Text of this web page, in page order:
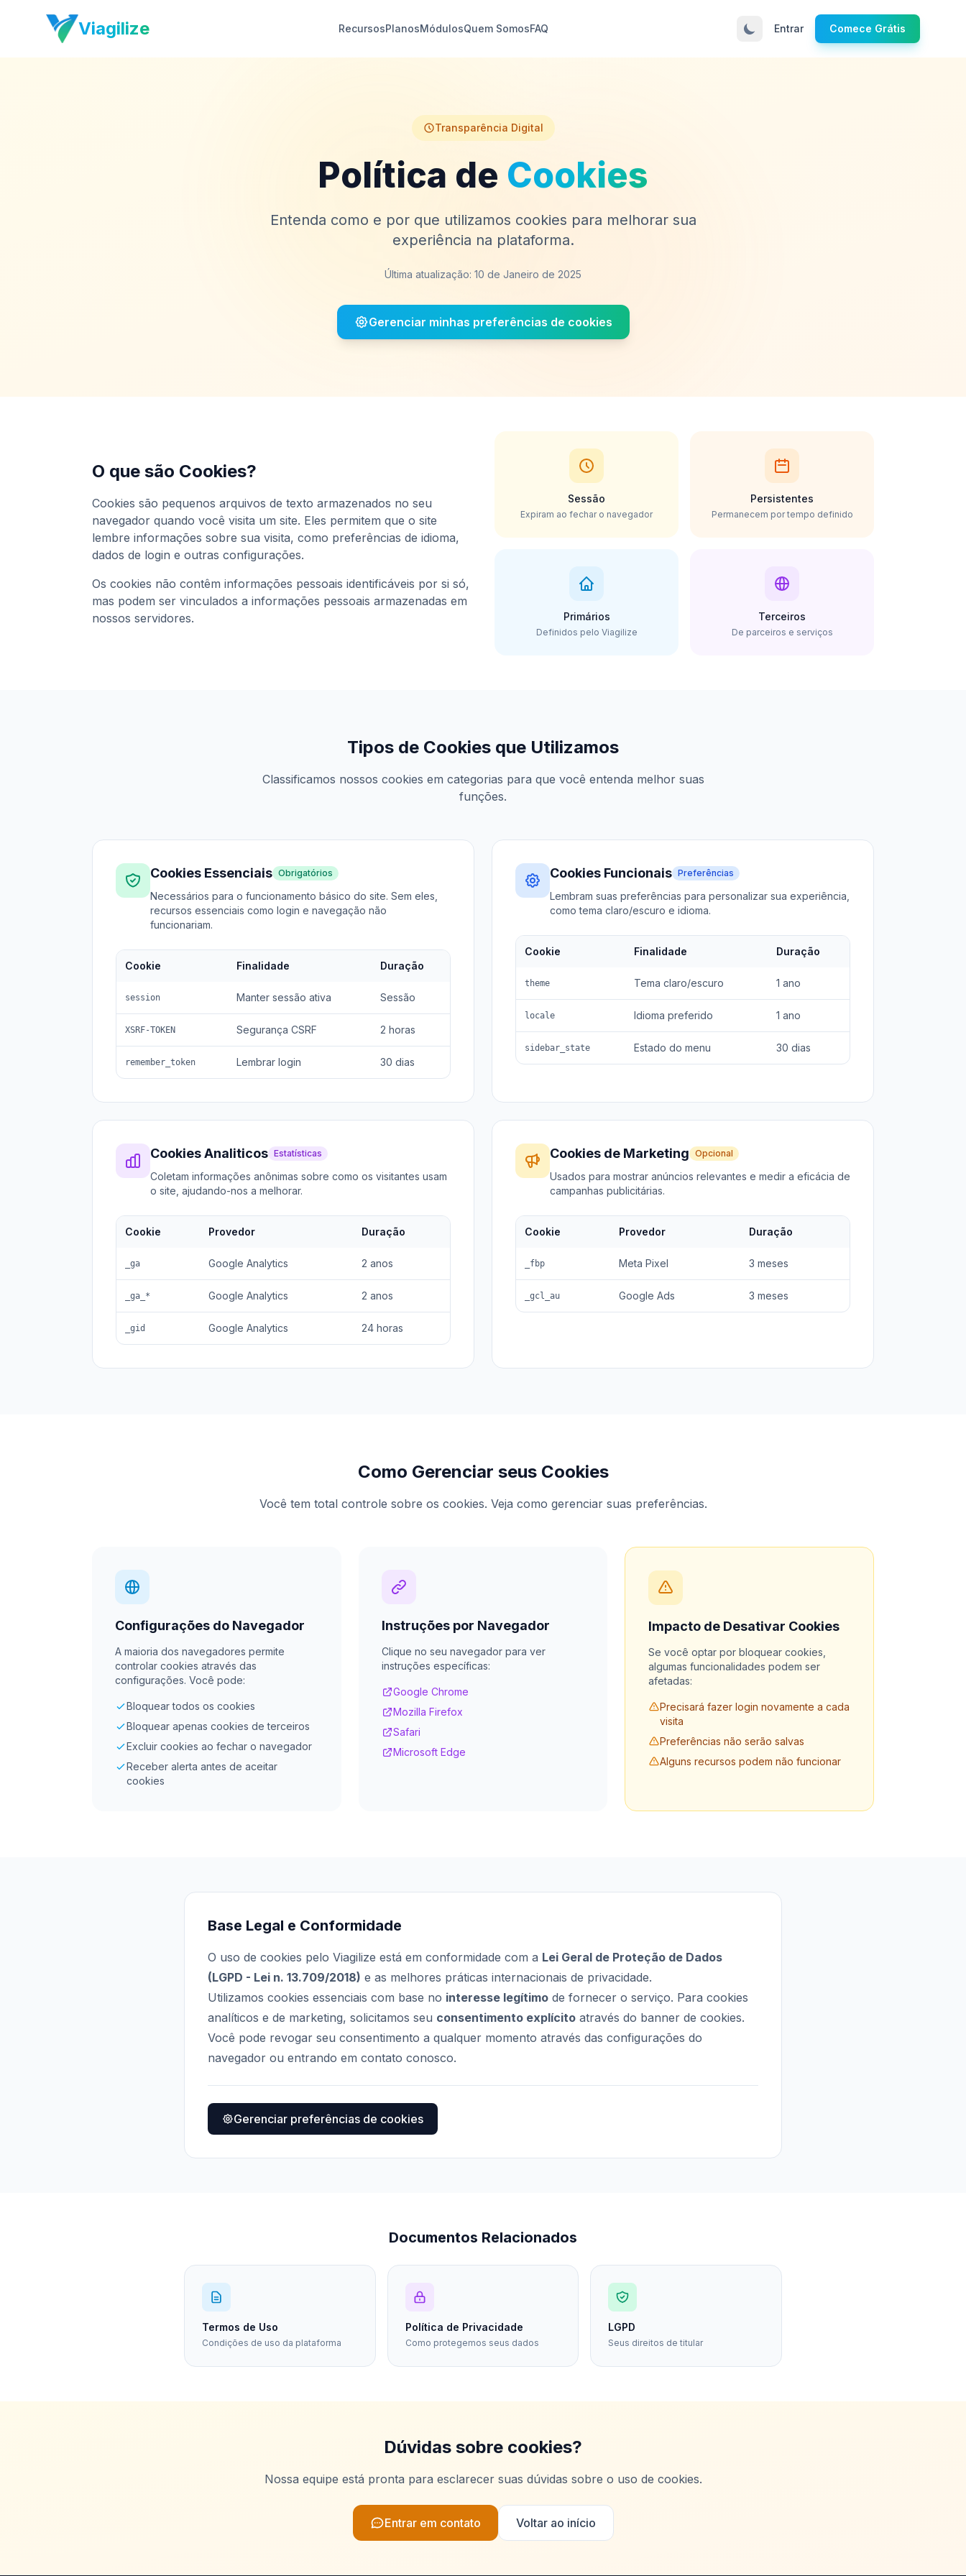
Viagilize RecursosPlanosMódulosQuem SomosFAQ Entrar Comece Grátis
Transparência Digital
Política de Cookies
Entenda como e por que utilizamos cookies para melhorar sua
experiência na plataforma.
Última atualização: 10 de Janeiro de 2025
Gerenciar minhas preferências de cookies
O que são Cookies?
Cookies são pequenos arquivos de texto armazenados no seu
navegador quando você visita um site. Eles permitem que o site
lembre informações sobre sua visita, como preferências de idioma,
dados de login e outras configurações.
Os cookies não contêm informações pessoais identificáveis por si só,
mas podem ser vinculados a informações pessoais armazenadas em
nossos servidores.
Sessão
Expiram ao fechar o navegador
Persistentes
Permanecem por tempo definido
Primários
Definidos pelo Viagilize
Terceiros
De parceiros e serviços
Tipos de Cookies que Utilizamos
Classificamos nossos cookies em categorias para que você entenda melhor suas
funções.
Cookies Essenciais Obrigatórios
Necessários para o funcionamento básico do site. Sem eles,
recursos essenciais como login e navegação não
funcionariam.
Cookie Finalidade Duração
session Manter sessão ativa Sessão
XSRF-TOKEN Segurança CSRF 2 horas
remember_token Lembrar login 30 dias
Cookies Funcionais Preferências
Lembram suas preferências para personalizar sua experiência,
como tema claro/escuro e idioma.
Cookie Finalidade Duração
theme Tema claro/escuro 1 ano
locale Idioma preferido 1 ano
sidebar_state Estado do menu 30 dias
Cookies Analiticos Estatísticas
Coletam informações anônimas sobre como os visitantes usam
o site, ajudando-nos a melhorar.
Cookie Provedor Duração
_ga Google Analytics 2 anos
_ga_* Google Analytics 2 anos
_gid Google Analytics 24 horas
Cookies de Marketing Opcional
Usados para mostrar anúncios relevantes e medir a eficácia de
campanhas publicitárias.
Cookie Provedor Duração
_fbp Meta Pixel 3 meses
_gcl_au Google Ads 3 meses
Como Gerenciar seus Cookies
Você tem total controle sobre os cookies. Veja como gerenciar suas preferências.
Configurações do Navegador
A maioria dos navegadores permite
controlar cookies através das
configurações. Você pode:
Bloquear todos os cookies
Bloquear apenas cookies de terceiros
Excluir cookies ao fechar o navegador
Receber alerta antes de aceitar
cookies
Instruções por Navegador
Clique no seu navegador para ver
instruções específicas:
Google Chrome
Mozilla Firefox
Safari
Microsoft Edge
Impacto de Desativar Cookies
Se você optar por bloquear cookies,
algumas funcionalidades podem ser
afetadas:
Precisará fazer login novamente a cada
visita
Preferências não serão salvas
Alguns recursos podem não funcionar
Base Legal e Conformidade
O uso de cookies pelo Viagilize está em conformidade com a Lei Geral de Proteção de Dados
(LGPD - Lei n. 13.709/2018) e as melhores práticas internacionais de privacidade.
Utilizamos cookies essenciais com base no interesse legítimo de fornecer o serviço. Para cookies
analíticos e de marketing, solicitamos seu consentimento explícito através do banner de cookies.
Você pode revogar seu consentimento a qualquer momento através das configurações do
navegador ou entrando em contato conosco.
Gerenciar preferências de cookies
Documentos Relacionados
Termos de Uso
Condições de uso da plataforma
Política de Privacidade
Como protegemos seus dados
LGPD
Seus direitos de titular
Dúvidas sobre cookies?
Nossa equipe está pronta para esclarecer suas dúvidas sobre o uso de cookies.
Entrar em contato Voltar ao início